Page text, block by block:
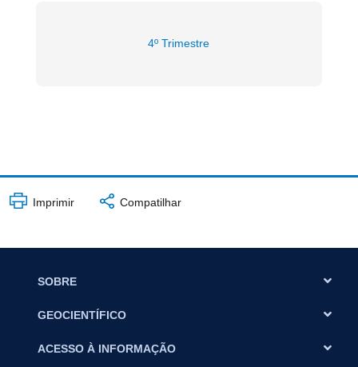
4º Trimestre
Imprimir Compatilhar
SOBRE
GEOCIENTÍFICO
ACESSO À INFORMAÇÃO